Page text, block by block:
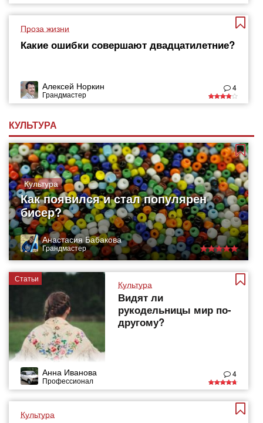
Проза жизни
Какие ошибки совершают двадцатилетние?
Алексей Норкин
Грандмастер
4
КУЛЬТУРА
Культура
Как появился и стал популярен
бисер?
Анастасия Бабакова
Грандмастер
Статьи
Культура
Видят ли
рукодельницы мир по-
другому?
Анна Иванова
Профессионал
4
Культура